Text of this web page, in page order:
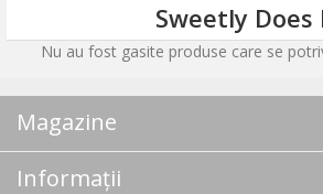
Sweetly Does
Nu au fost gasite produse care se
Magazine
Informații